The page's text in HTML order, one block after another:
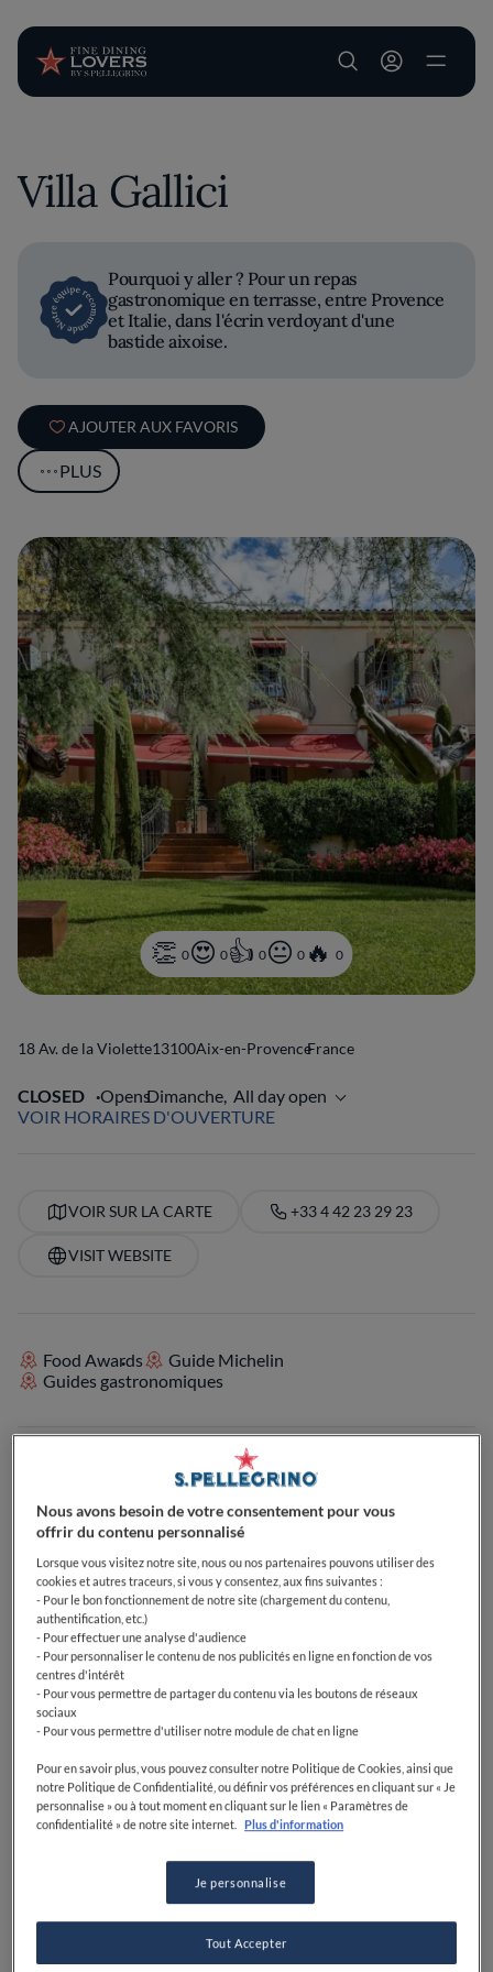
User account
Villa Gallici
Pourquoi y aller ? Pour un repas
gastronomique en terrasse, entre Provence
et Italie, dans l'écrin verdoyant d'une
bastide aixoise.
AJOUTER AUX FAVORIS
PLUS
0 0 0 0 0
18 Av. de la Violette13100Aix-en-ProvenceFrance
CLOSED OpensDimanche, All day open
VOIR HORAIRES D'OUVERTURE
VOIR SUR LA CARTE +33 4 42 23 29 23
VISIT WEBSITE
Food Awards
Guide Michelin
Guides gastronomiques
Parfait pour familles avec enfants
Nous avons besoin de votre consentement pour vous
offrir du contenu personnalisé
Lorsque vous visitez notre site, nous ou nos partenaires pouvons utiliser des
cookies et autres traceurs, si vous y consentez, aux fins suivantes :
- Pour le bon fonctionnement de notre site (chargement du contenu,
authentification, etc.)
- Pour effectuer une analyse d'audience
- Pour personnaliser le contenu de nos publicités en ligne en fonction de vos
centres d'intérêt
- Pour vous permettre de partager du contenu via les boutons de réseaux
sociaux
- Pour vous permettre d'utiliser notre module de chat en ligne
Pour en savoir plus, vous pouvez consulter notre Politique de Cookies, ainsi que
notre Politique de Confidentialité, ou définir vos préférences en cliquant sur « Je
personnalise » ou à tout moment en cliquant sur le lien « Paramètres de
confidentialité » de notre site internet.
Plus d'information
Je personnalise
Tout Accepter